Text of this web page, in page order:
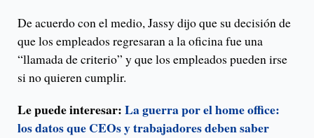
De acuerdo con el medio, Jassy dijo que su decisión de
que los empleados regresaran a la oficina fue una
“llamada de criterio” y que los empleados pueden irse
si no quieren cumplir.
Le puede interesar:La guerra por el home office:
los datos que CEOs y trabajadores deben saber